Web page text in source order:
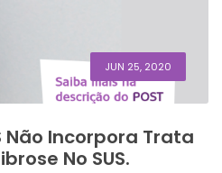
JUN 25, 2020
Não Incorpora Trata
No SUS.